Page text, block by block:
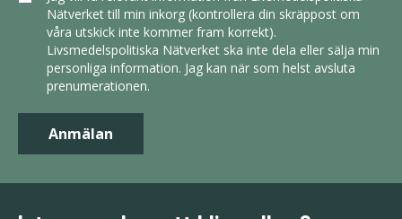
Nätverket till min inkorg (kontrollera din skräppost om
våra utskick inte kommer fram korrekt).
Livsmedelspolitiska Nätverket ska inte dela eller sälja min
personliga information. Jag kan när som helst avsluta
prenumerationen.
Anmälan